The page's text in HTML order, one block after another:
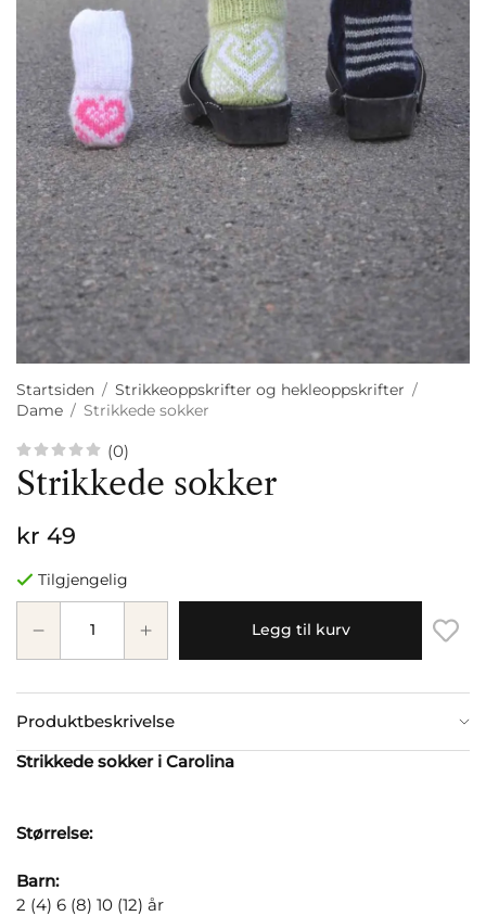
Startsiden / Strikkeoppskrifter og hekleoppskrifter /
Dame / Strikkede sokker
(0)
Strikkede sokker
kr 49
Tilgjengelig
Legg til kurv
Produktbeskrivelse
Strikkede sokker i Carolina
Størrelse:
Barn:
2 (4) 6 (8) 10 (12) år